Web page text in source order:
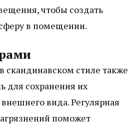
чтобы создать
в помещении.
скандинавском стиле также
для сохранения их
вида. Регулярная
поможет